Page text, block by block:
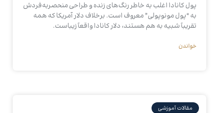
پول کانادا اغلب به خاطر رنگ‌های زنده و طراحی منحصربه‌فردش
به “پول مونوپولی” معروف است. برخلاف دلار آمریکا که همه
تقریباً شبیه به هم هستند، دلار کانادا واقعاً زیباست.
خواندن
مقالات آموزشی